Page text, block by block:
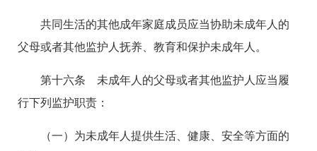
共同生活的其他成年家庭成员应当协助未成年人的
父母或者其他监护人抚养、教育和保护未成年人。
第十六条 未成年人的父母或者其他监护人应当履
行下列监护职责：
（一）为未成年人提供生活、健康、安全等方面的